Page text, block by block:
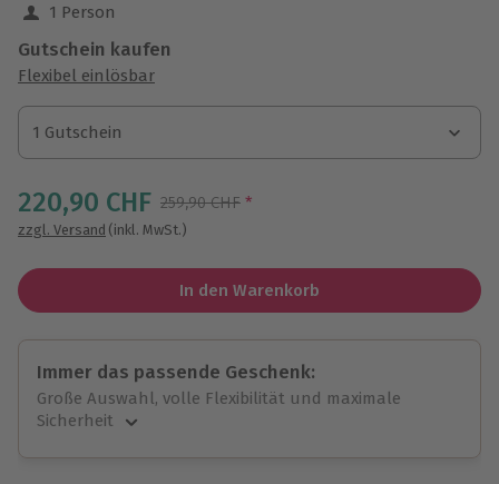
1 Person
Gutschein kaufen
Flexibel einlösbar
1 Gutschein
1 Gutschein
1 Gutschein
220,90 CHF Streichpreis
259,90 CHF *
zzgl. Versand (inkl. MwSt.)
In den Warenkorb
Immer das passende Geschenk:
Große Auswahl, volle Flexibilität und maximale
Sicherheit